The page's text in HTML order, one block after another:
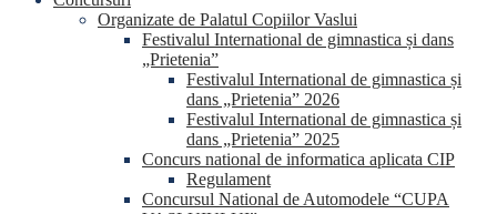
Organizate de Palatul Copiilor Vaslui
Festivalul International de gimnastica și dans
„Prietenia”
Festivalul International de gimnastica și
dans „Prietenia” 2026
Festivalul International de gimnastica și
dans „Prietenia” 2025
Concurs national de informatica aplicata CIP
Regulament
Concursul National de Automodele “CUPA